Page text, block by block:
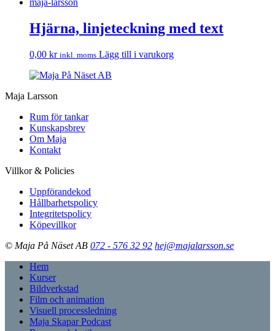
Hjärna, linjeteckning med text
0,00 kr inkl. moms Lägg till i varukorg
Maja Larsson
Rum för tankar
Kunskapsbrev
Om Maja
Kontakt
Villkor & Policies
Uppförandekod
Hållbarhetspolicy
Integritetspolicy
Köpevillkor
© Maja På Näset AB 072 - 576 32 92 hej@majalarsson.se
Hem
Kurser
Bildverkstad
Film och animation
Visuell processledning
Maja Skapar Podcast